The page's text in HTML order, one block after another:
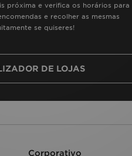
próxima e verifica os horários para
e recolher as mesmas
se quiseres!
DE LOJAS
Corporativo